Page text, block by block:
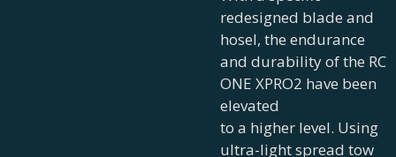
redesigned blade and
hosel, the endurance
and durability of the RC
ONE XPRO2 have been
elevated
to a higher level. Using
ultra-light spread tow